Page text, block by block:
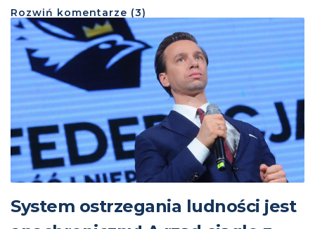
Rozwiń komentarze (3)
System ostrzegania ludności jest